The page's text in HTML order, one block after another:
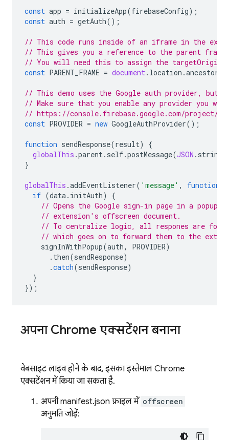
const app = initializeApp(firebaseConfig);
const auth = getAuth();
// This code runs inside of an iframe in the
// This gives you a reference to the parent
// You will need this to assign the targetOrigin
const PARENT_FRAME = document. location .
// This demo uses the Google auth provider, but
// Make sure that you enable any provider you
// https://console.firebase.google.com/project/_/
const PROVIDER = new GoogleAuthProvider();
function sendResponse(result)
{
globalThis .parent. self.postMessage(JSON .
}
globalThis .addEventListener( 'message' , function
if (data. initAuth)
{
// Opens the Google sign-in page in a
// extension's offscreen document.
// To centralize logic, all respones are
// which goes on to forward them to the
signInWithPopup(auth, PROVIDER)
. then(sendResponse)
.catch(sendResponse)
}
});
अपना Chrome एक्सटेंशन बनाना
वेबसाइट लाइव होने के बाद, इसका इस्तेमाल Chrome
एक्सटेंशन में किया जा सकता है.
अपनी manifest.json फ़ाइल में offscreen
अनुमति जोड़ें: